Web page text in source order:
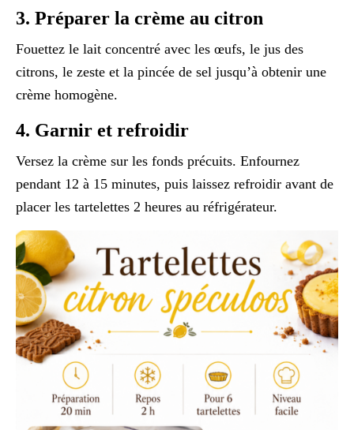
3. Préparer la crème au citron
Fouettez le lait concentré avec les œufs, le jus des
citrons, le zeste et la pincée de sel jusqu’à obtenir une
crème homogène.
4. Garnir et refroidir
Versez la crème sur les fonds précuits. Enfournez
pendant 12 à 15 minutes, puis laissez refroidir avant de
placer les tartelettes 2 heures au réfrigérateur.